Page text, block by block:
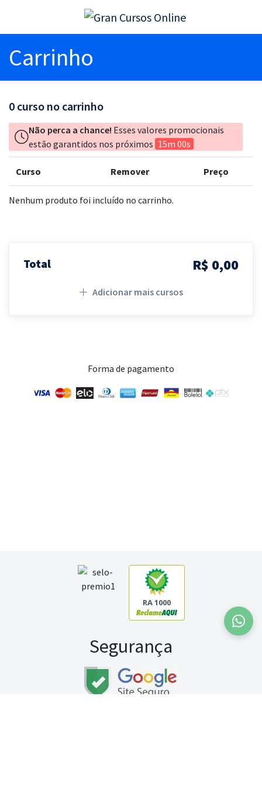
Carrinho
0 curso no carrinho
Não perca a chance! Esses valores promocionais
estão garantidos nos próximos 15m 00s
Curso Remover Preço
Nenhum produto foi incluído no carrinho.
Total R$ 0,00
Adicionar mais cursos
Forma de pagamento
RA 1000
Segurança